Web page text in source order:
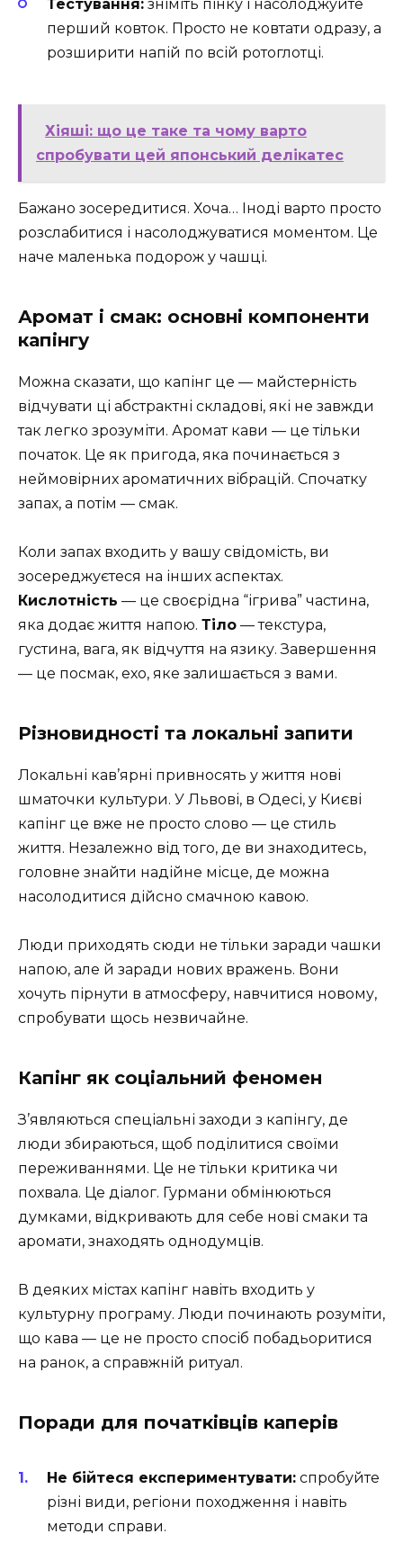
Тестування: зніміть пінку і насолоджуйте
перший ковток. Просто не ковтати одразу, а
розширити напій по всій ротоглотці.
Хіяші: що це таке та чому варто
спробувати цей японський делікатес
Бажано зосередитися. Хоча… Іноді варто просто
розслабитися і насолоджуватися моментом. Це
наче маленька подорож у чашці.
Аромат і смак: основні компоненти
капінгу
Можна сказати, що капінг це — майстерність
відчувати ці абстрактні складові, які не завжди
так легко зрозуміти. Аромат кави — це тільки
початок. Це як пригода, яка починається з
неймовірних ароматичних вібрацій. Спочатку
запах, а потім — смак.
Коли запах входить у вашу свідомість, ви
зосереджуєтеся на інших аспектах.
Кислотність — це своєрідна “ігрива” частина,
яка додає життя напою. Тіло — текстура,
густина, вага, як відчуття на язику. Завершення
— це посмак, ехо, яке залишається з вами.
Різновидності та локальні запити
Локальні кав’ярні привносять у життя нові
шматочки культури. У Львові, в Одесі, у Києві
капінг це вже не просто слово — це стиль
життя. Незалежно від того, де ви знаходитесь,
головне знайти надійне місце, де можна
насолодитися дійсно смачною кавою.
Люди приходять сюди не тільки заради чашки
напою, але й заради нових вражень. Вони
хочуть пірнути в атмосферу, навчитися новому,
спробувати щось незвичайне.
Капінг як соціальний феномен
З’являються спеціальні заходи з капінгу, де
люди збираються, щоб поділитися своїми
переживаннями. Це не тільки критика чи
похвала. Це діалог. Гурмани обмінюються
думками, відкривають для себе нові смаки та
аромати, знаходять однодумців.
В деяких містах капінг навіть входить у
культурну програму. Люди починають розуміти,
що кава — це не просто спосіб побадьоритися
на ранок, а справжній ритуал.
Поради для початківців каперів
Не бійтеся експериментувати: спробуйте
різні види, регіони походження і навіть
методи справи.